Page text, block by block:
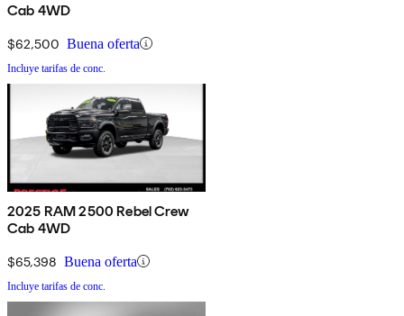
Cab 4WD
$62,500 Buena oferta
Incluye tarifas de conc.
2025 RAM 2500 Rebel Crew
Cab 4WD
$65,398 Buena oferta
Incluye tarifas de conc.